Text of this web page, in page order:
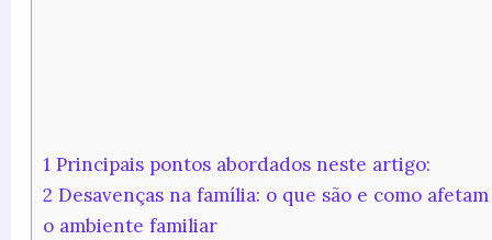
1Principais pontos abordados neste artigo:
2 Desavenças na família: o que são e como afetam
o ambiente familiar